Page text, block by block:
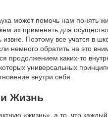
может помочь нам понять
их применять для
Поэтому все учатся в
немного обратить на это
продолжением каких-то
универсальных
внутри себя.
Жизнь
«жизнь», а то, что